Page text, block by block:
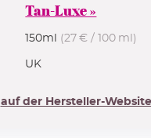
für UNLIMITED-
Tan-Luxe »
150ml (27 € / 100 ml)
UK
auf der Hersteller-